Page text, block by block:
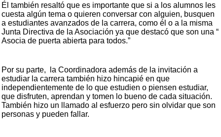
Él también resaltó que es importante que si a los alumnos les
cuesta algún tema o quieren conversar con alguien, busquen
a estudiantes avanzados de la carrera, como él o a la misma
Junta Directiva de la Asociación ya que destacó que son una “
Asocia de puerta abierta para todos.”
Por su parte, la Coordinadora además de la invitación a
estudiar la carrera también hizo hincapié en que
independientemente de lo que estudien o piensen estudiar,
que disfruten, aprendan y tomen lo bueno de cada situación.
También hizo un llamado al esfuerzo pero sin olvidar que son
personas y pueden fallar.